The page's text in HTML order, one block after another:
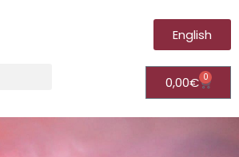
English
0,00€ 0